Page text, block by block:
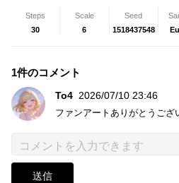
Steps
30
Scale
6
Seed
1518437548
1件のコメント
To4 2026/07/10 23:46
ファンアートありがとうござ
送信